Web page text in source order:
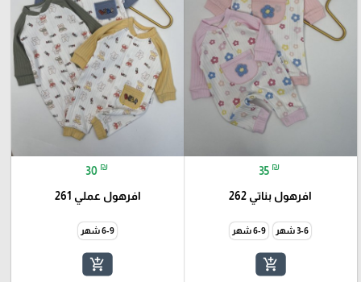
35 ₪
افرهول بناتي 262
3-6 شهر 6-9 شهر
add_shopping_cart
30 ₪
افرهول عملي 261
6-9 شهر
add_shopping_cart